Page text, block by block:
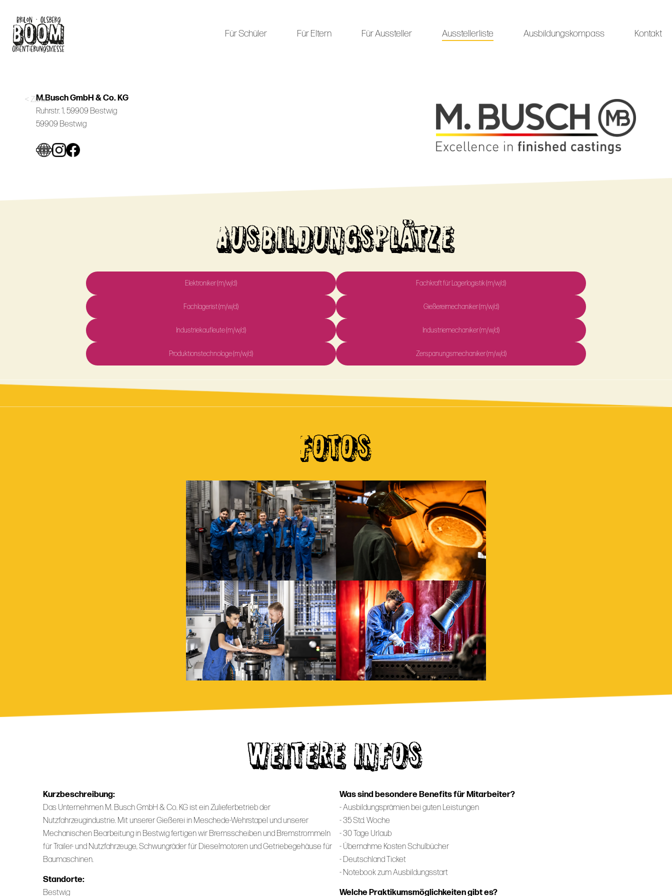
content
Für Schüler Für Eltern Für Aussteller Ausstellerliste Ausbildungskompass Kontakt
< Zurück
M.Busch GmbH & Co. KG
Ruhrstr. 1, 59909 Bestwig
59909 Bestwig
AUSBILDUNGSPLÄTZE
Elektroniker (m/w/d) Fachkraft für Lagerlogistik (m/w/d)
Fachlagerist (m/w/d) Gießereimechaniker (m/w/d)
Industriekaufleute (m/w/d) Industriemechaniker (m/w/d)
Produktionstechnologe (m/w/d) Zerspanungsmechaniker (m/w/d)
FOTOS
WEITERE INFOS
Kurzbeschreibung:
Das Unternehmen M. Busch GmbH & Co. KG ist ein Zulieferbetrieb der
Nutzfahrzeugindustrie. Mit unserer Gießerei in Meschede-Wehrstapel und unserer
Mechanischen Bearbeitung in Bestwig fertigen wir Bremsscheiben und Bremstrommeln
für Trailer- und Nutzfahrzeuge, Schwungräder für Dieselmotoren und Getriebegehäuse für
Baumaschinen.
Standorte:
Bestwig
Was sind besondere Benefits für Mitarbeiter?
- Ausbildungsprämien bei guten Leistungen
- 35 Std. Woche
- 30 Tage Urlaub
- Übernahme Kosten Schulbücher
- Deutschland Ticket
- Notebook zum Ausbildungsstart
Welche Praktikumsmöglichkeiten gibt es?